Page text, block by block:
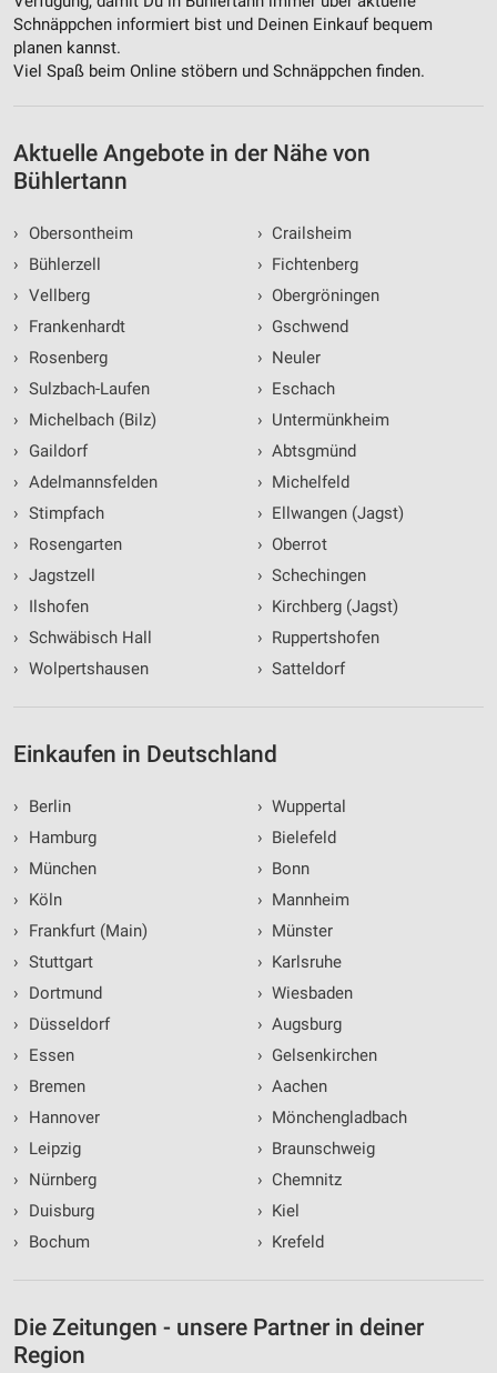
Schnäppchen informiert bist und Deinen Einkauf bequem
planen kannst.
Viel Spaß beim Online stöbern und Schnäppchen finden.
Aktuelle Angebote in der Nähe von
Bühlertann
›
Obersontheim
›
Bühlerzell
› Vellberg
›
Frankenhardt
›
Rosenberg
› Sulzbach-Laufen
›
Michelbach (Bilz)
›
Gaildorf
› Adelmannsfelden
› Stimpfach
›
Rosengarten
› Jagstzell
›
Ilshofen
› Schwäbisch Hall
› Wolpertshausen
› Crailsheim
› Fichtenberg
› Obergröningen
› Gschwend
› Neuler
› Eschach
› Untermünkheim
› Abtsgmünd
› Michelfeld
› Ellwangen (Jagst)
› Oberrot
› Schechingen
› Kirchberg (Jagst)
› Ruppertshofen
› Satteldorf
Einkaufen in Deutschland
›
Berlin
›
Hamburg
›
München
›
Köln
›
Frankfurt (Main)
› Stuttgart
›
Dortmund
›
Düsseldorf
›
Essen
›
Bremen
›
Hannover
›
Leipzig
›
Nürnberg
›
Duisburg
›
Bochum
› Wuppertal
› Bielefeld
› Bonn
› Mannheim
› Münster
› Karlsruhe
› Wiesbaden
› Augsburg
› Gelsenkirchen
› Aachen
› Mönchengladbach
› Braunschweig
› Chemnitz
› Kiel
› Krefeld
Die Zeitungen - unsere Partner in deiner
Region